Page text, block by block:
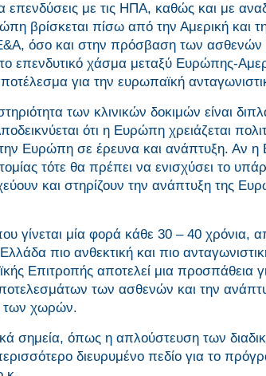
με τις ΗΠΑ, καθώς και με
βρίσκεται πίσω από την Αμερική και
Έ&Α, όσο και στην πρόσβαση των ασθενών
επενδυτικό χάσμα μεταξύ Ευρώπης-
για την ευρωπαϊκή
των κλινικών δοκιμών είναι
ότι η Ευρώπη χρειάζεται
Ευρώπη σε έρευνα και ανάπτυξη. Αν
τότε θα πρέπει να ενισχύσει το
και στηρίζουν την ανάπτυξη της
μία φορά κάθε 30 – 40 χρόνια,
πιο ανθεκτική και πιο
Επιτροπής αποτελεί μια προσπάθεια
των ασθενών και την
των χωρών.
σημεία, όπως η απλούστευση των
διευρυμένο πεδίο για το